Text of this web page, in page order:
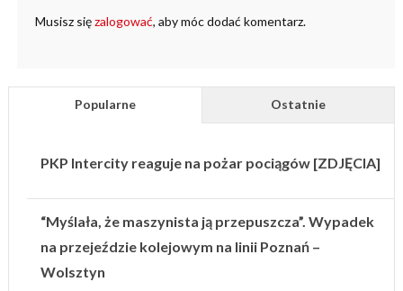
Musisz sięzalogować, aby móc dodać komentarz.
Popularne Ostatnie
PKP Intercity reaguje na pożar pociągów [ZDJĘCIA]
“Myślała, że maszynista ją przepuszcza”. Wypadek
na przejeździe kolejowym na linii Poznań –
Wolsztyn